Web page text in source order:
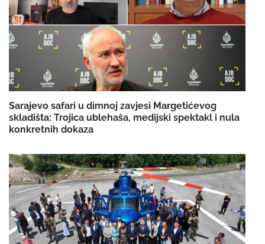
Sarajevo safari u dimnoj zavjesi Margetićevog
skladišta: Trojica ublehaša, medijski spektakl i nula
konkretnih dokaza